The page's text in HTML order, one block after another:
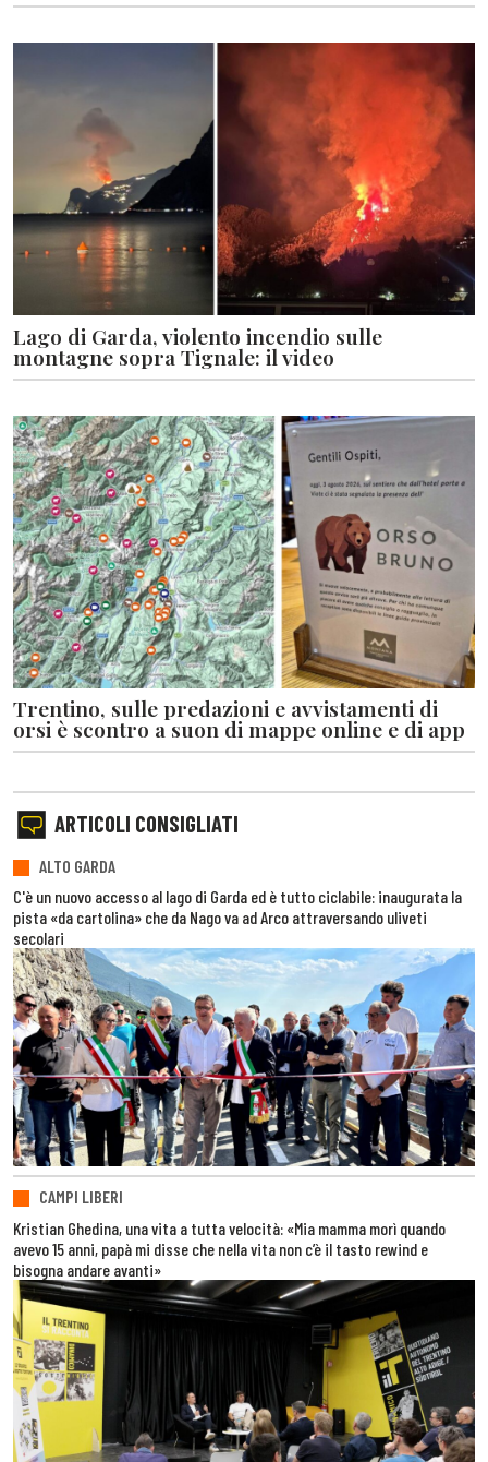
Lago di Garda, violento incendio sulle
montagne sopra Tignale: il video
Trentino, sulle predazioni e avvistamenti di
orsi è scontro a suon di mappe online e di app
ARTICOLI CONSIGLIATI
ALTO GARDA
C'è un nuovo accesso al lago di Garda ed è tutto ciclabile: inaugurata la
pista «da cartolina» che da Nago va ad Arco attraversando uliveti
secolari
CAMPI LIBERI
Kristian Ghedina, una vita a tutta velocità: «Mia mamma morì quando
avevo 15 anni, papà mi disse che nella vita non c’è il tasto rewind e
bisogna andare avanti»